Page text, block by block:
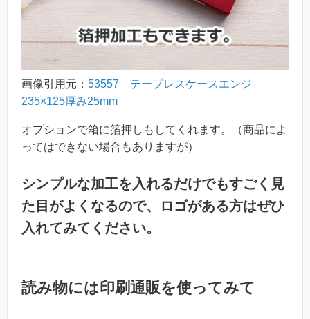
画像引用元： 53557 テープレスケースエンジ
235×125厚み25mm
オプションで箱に箔押しもしてくれます。（商品によ
ってはできない場合もありますが）
シンプルな加工を入れるだけでもすごく見
た目がよくなるので、ロゴがある方はぜひ
入れてみてください。
読み物には印刷通販を使ってみて